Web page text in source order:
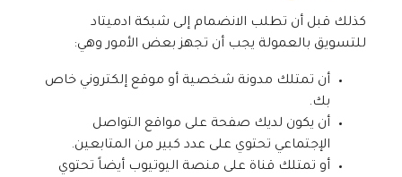
كذلك قبل أن تطلب الانضمام إلى شبكة ادميتاد
للتسويق بالعمولة يجب أن تجهز بعض الأمور وهي:
أن تمتلك مدونة شخصية أو موقع إلكتروني خاص
بك.
أن يكون لديك صفحة على مواقع التواصل
الإجتماعي تحتوي على عدد كبير من المتابعين.
أو تمتلك قناة على منصة اليوتيوب أيضاً تحتوي